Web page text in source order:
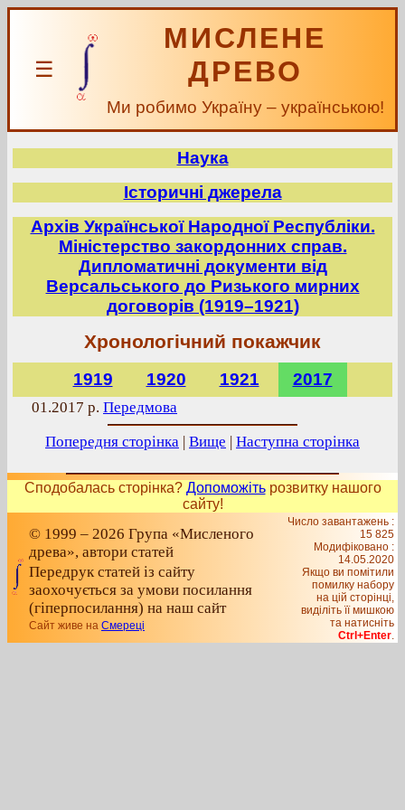
☰
МИСЛЕНЕ
ДРЕВО
Ми робимо Україну – українською!
Наука
Історичні джерела
Архів Української Народної Республіки.
Міністерство закордонних справ.
Дипломатичні документи від
Версальського до Ризького мирних
договорів (1919–1921)
Хронологічний покажчик
1919 1920 1921 2017
01.2017 р. Передмова
Попередня сторінка | Вище | Наступна сторінка
Сподобалась сторінка? Допоможітьрозвитку нашого
сайту!
© 1999 – 2026 Група «Мисленого
древа», автори статей
Передрук статей із сайту
заохочується за умови посилання
(гіперпосилання) на наш сайт
Сайт живе на Смереці
Число завантажень :
15 825
Модифіковано :
14.05.2020
Якщо ви помітили
помилку набору
на цiй сторiнцi,
видiлiть її мишкою
та натисніть
Ctrl+Enter.